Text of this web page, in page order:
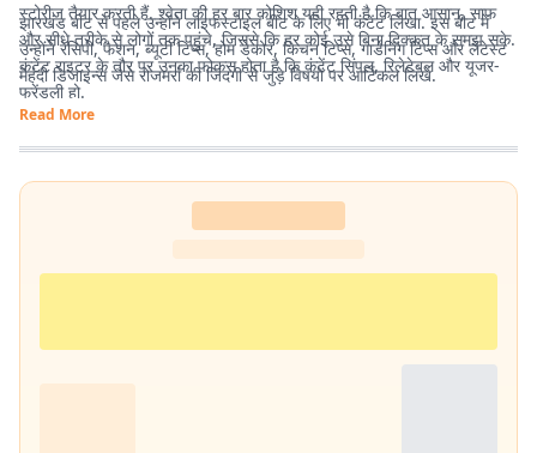
स्टोरीज तैयार करती हैं. श्वेता की हर बार कोशिश यही रहती है कि बात आसान, साफ
और सीधे तरीके से लोगों तक पहुंचे, जिससे कि हर कोई उसे बिना दिक्कत के समझ सके.
कंटेंट राइटर के तौर पर उनका फोकस होता है कि कंटेंट सिंपल, रिलेटेबल और यूजर-
फ्रेंडली हो.
झारखंड बीट से पहले उन्होंने लाइफस्टाइल बीट के लिए भी कंटेंट लिखा. इस बीट में
उन्होंने रेसिपी, फैशन, ब्यूटी टिप्स, होम डेकोर, किचन टिप्स, गार्डनिंग टिप्स और लेटेस्ट
मेहंदी डिजाइन्स जैसे रोजमर्रा की जिंदगी से जुड़े विषयों पर आर्टिकल लिखे.
Read More